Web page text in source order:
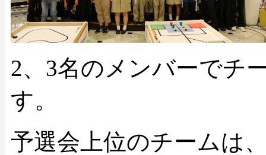
2、3名のメンバーでチ
す。
予選会上位のチームは